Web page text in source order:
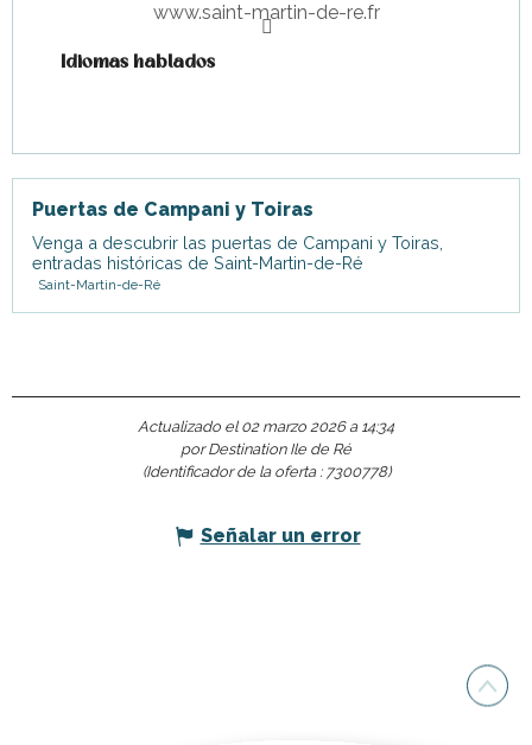
www.saint-martin-de-re.fr
Idiomas hablados
Idiomas hablados
Puertas de Campani y Toiras
Venga a descubrir las puertas de Campani y Toiras,
entradas históricas de Saint-Martin-de-Ré
Saint-Martin-de-Ré
Actualizado el 02 marzo 2026 a 14:34
por Destination Ile de Ré
(Identificador de la oferta : 7300778)
Señalar un error